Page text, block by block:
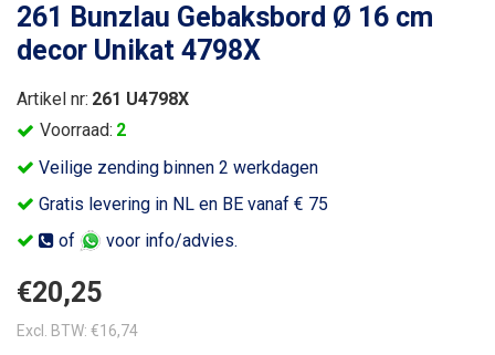
261 Bunzlau Gebaksbord Ø 16 cm
decor Unikat 4798X
Veilige zending binnen 2 werkdagen
Gratis levering in NL en BE vanaf € 75
of
voor info/advies.
Voorraad: 2
Artikel nr: 261 U4798X
€20,25
Excl. BTW: €16,74